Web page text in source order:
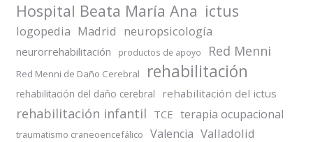
Hospital Beata María Ana ictus
logopedia Madrid neuropsicología
neurorrehabilitación productos de apoyo Red Menni
Red Menni de Daño Cerebral rehabilitación
rehabilitación del daño cerebral rehabilitación del ictus
rehabilitación infantil TCE terapia ocupacional
traumatismo craneoencefálico Valencia Valladolid